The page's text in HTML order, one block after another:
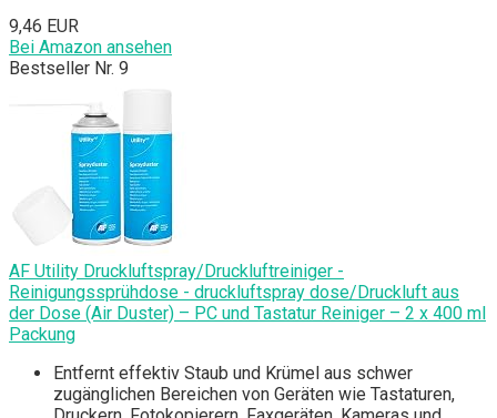
9,46 EUR
Bei Amazon ansehen
Bestseller Nr. 9
AF Utility Druckluftspray/Druckluftreiniger -
Reinigungssprühdose - druckluftspray dose/Druckluft aus
der Dose (Air Duster) – PC und Tastatur Reiniger – 2 x 400 ml
Packung
Entfernt effektiv Staub und Krümel aus schwer
zugänglichen Bereichen von Geräten wie Tastaturen,